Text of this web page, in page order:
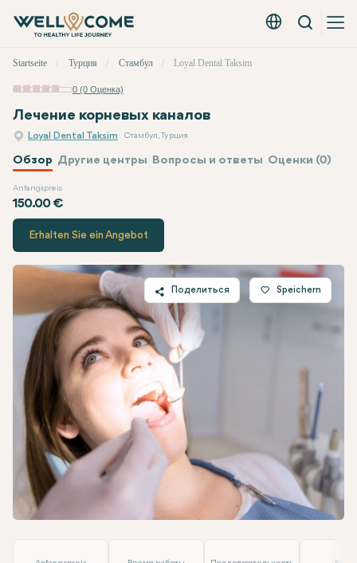
Русский - EUR
Вызов
меню
Startseite Турция Стамбул Loyal Dental Taksim
0 (0 Оценка)
Лечение корневых каналов
Loyal Dental Taksim Стамбул, Турция
Обзор Другие центры Вопросы и ответы Оценки (0)
Anfangspreis
150.00 €
Loyal Dental Taksim
Erhalten Sie ein Angebot
Поделиться
Twitter
Facebook
Linkedin
WhatsApp
Telegram
Speichern